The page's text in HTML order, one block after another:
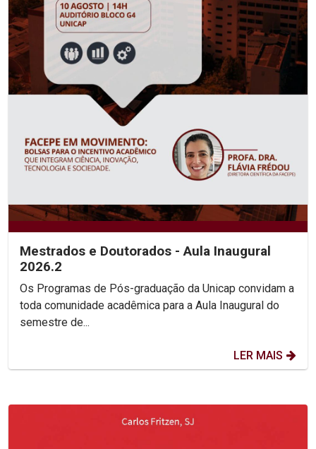
Mestrados e Doutorados - Aula Inaugural
2026.2
Os Programas de Pós-graduação da Unicap convidam a
toda comunidade acadêmica para a Aula Inaugural do
semestre de...
LER MAIS